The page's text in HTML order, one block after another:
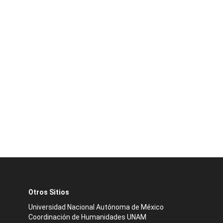
Otros Sitios
Universidad Nacional Autónoma de México
Coordinación de Humanidades UNAM